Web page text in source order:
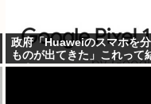
政府「Huaweiのスマホを
ものが出てきた」これって
の？